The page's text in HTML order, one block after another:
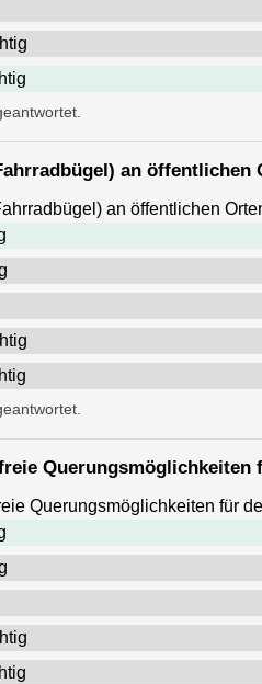
an
Querungsmöglichkeiten